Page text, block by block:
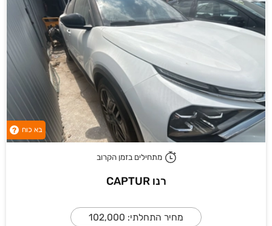
בא כוח ?
מתחילים בזמן הקרוב
רנו CAPTUR
מחיר התחלתי: 102,000